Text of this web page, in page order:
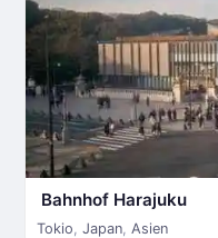
Bahnhof Harajuku
Tokio, Japan, Asien